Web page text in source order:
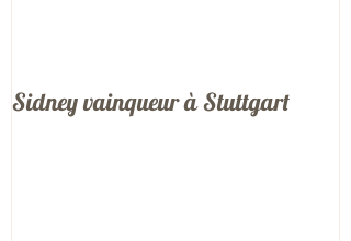
Sidney vainqueur à Stuttgart